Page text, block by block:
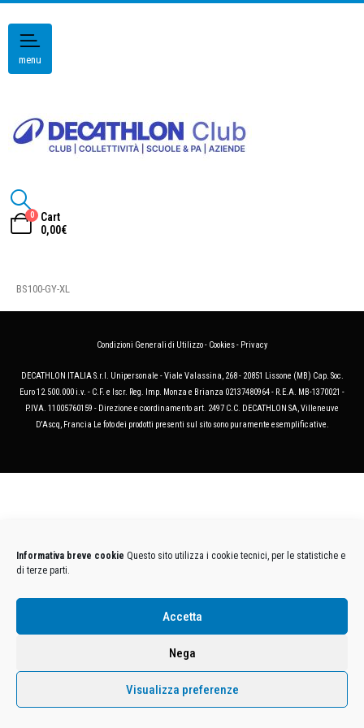
Informativa breve cookie Questo sito utilizza i cookie tecnici, per le statistiche e
di terze parti.
Accetta
Nega
Visualizza preferenze
menu
0
Cart
0,00€
BS100-GY-XL
Condizioni Generali di Utilizzo- Cookies- Privacy
DECATHLON ITALIA S.r.l. Unipersonale - Viale Valassina, 268 - 20851 Lissone (MB) Cap. Soc.
Euro 12.500.000 i.v. - C.F. e Iscr. Reg. Imp. Monza e Brianza 02137480964 - R.E.A. MB-1370021 -
P.IVA. 11005760159 - Direzione e coordinamento art. 2497 C.C. DECATHLON SA, Villeneuve
D'Ascq, Francia Le foto dei prodotti presenti sul sito sono puramente esemplificative.